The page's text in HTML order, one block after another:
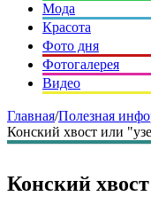
Мода
Красота
Фото дня
Фотогалерея
Видео
Главная/Полезная
Конский хвост или
Конский